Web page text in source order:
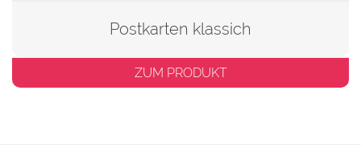
Postkarten klassich
ZUM PRODUKT